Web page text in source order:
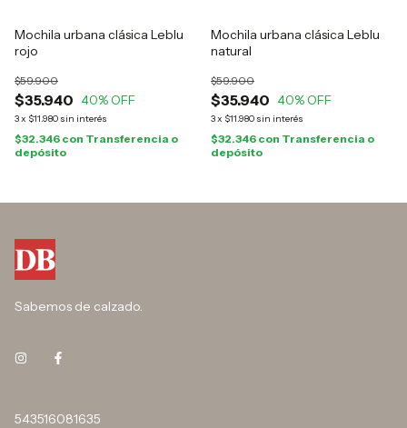
Mochila urbana clásica Leblu
rojo
$35.940
$59.900
40% OFF
3x $11.980 sin interés
$32.346 con Transferencia o
depósito
Mochila urbana clásica Leblu
natural
$35.940
$59.900
40% OFF
3x $11.980 sin interés
$32.346 con Transferencia o
depósito
Sabemos de calzado.
543516081635